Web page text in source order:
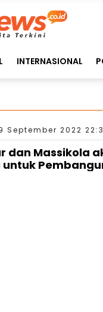
INTERNASIONAL
September 2022
dan Massikola